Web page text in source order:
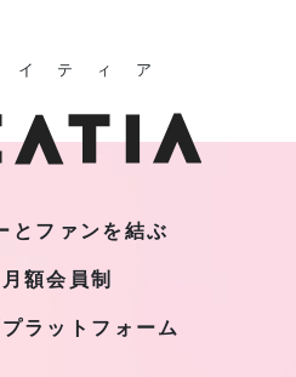
ティア
とファンを結ぶ
額会員制
ラットフォーム